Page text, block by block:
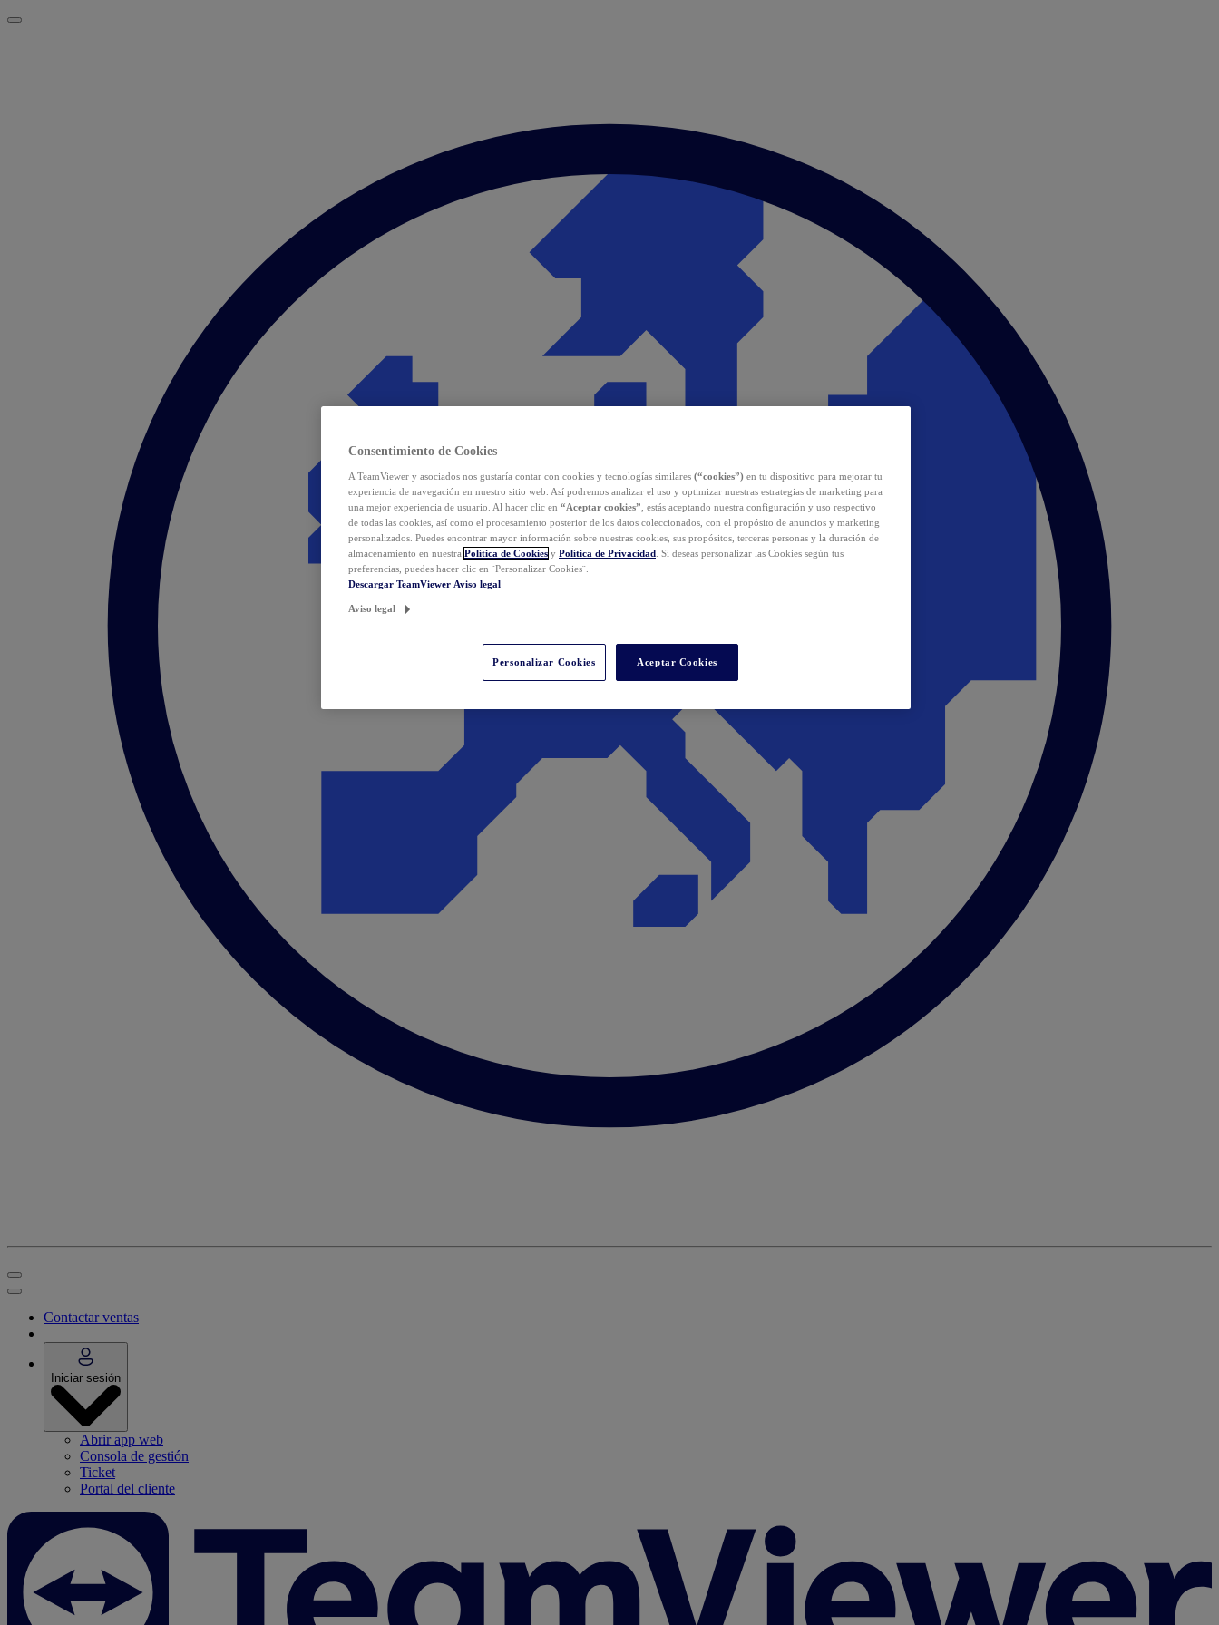
Contactar ventas
Iniciar sesión
Abrir app web
Consola de gestión
Ticket
Portal del cliente
Consentimiento de Cookies
A TeamViewer y asociados nos gustaría contar con cookies y tecnologías similares (“cookies”) en tu dispositivo para mejorar tu
experiencia de navegación en nuestro sitio web. Así podremos analizar el uso y optimizar nuestras estrategias de marketing para
una mejor experiencia de usuario. Al hacer clic en “Aceptar cookies” , estás aceptando nuestra configuración y uso respectivo
de todas las cookies, así como el procesamiento posterior de los datos coleccionados, con el propósito de anuncios y marketing
personalizados. Puedes encontrar mayor información sobre nuestras cookies, sus propósitos, terceras personas y la duración de
almacenamiento en nuestra Política de Cookies y Política de Privacidad . Si deseas personalizar las Cookies según tus
preferencias, puedes hacer clic en ¨Personalizar Cookies¨.
Descargar TeamViewer Aviso legal
Aviso legal
Personalizar Cookies Aceptar Cookies